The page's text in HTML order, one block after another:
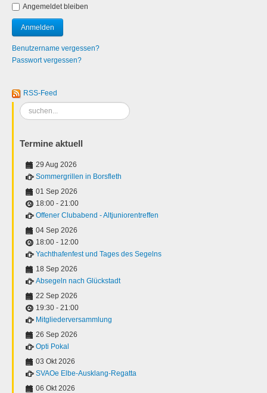
Angemeldet bleiben
Benutzername vergessen?
Passwort vergessen?
RSS-Feed
Suchen
...
Termine aktuell
29 Aug 2026
Sommergrillen in Borsfleth
01 Sep 2026
18:00 - 21:00
Offener Clubabend - Altjuniorentreffen
04 Sep 2026
18:00 - 12:00
Yachthafenfest und Tages des Segelns
18 Sep 2026
Absegeln nach Glückstadt
22 Sep 2026
19:30 - 21:00
Mitgliederversammlung
26 Sep 2026
Opti Pokal
03 Okt 2026
SVAOe Elbe-Ausklang-Regatta
06 Okt 2026